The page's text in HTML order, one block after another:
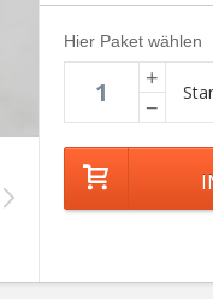
Hier Paket wählen
+
−